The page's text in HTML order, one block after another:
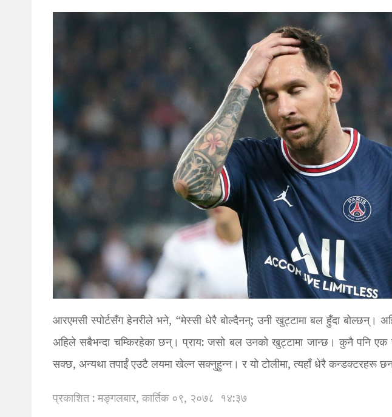
आरएमसी स्पोर्टसँग हेनरीले भने, “मेस्सी धेरै बोल्दैनन्; उनी खुट्टामा बल हुँदा बोल्छन्।
अहिले सबैभन्दा चम्किरहेका छन्। प्राय: जसो बल उनको खुट्टामा जान्छ। कुनै पनि एक
सक्छ, अन्यथा तपाईं एउटै लयमा खेल्न सक्नुहुन्न। र यो टोलीमा, त्यहाँ धेरै कन्डक्टरहरू
प्रकाशित : मङ्गलबार, कार्तिक ०९, २०७८ १४:३७